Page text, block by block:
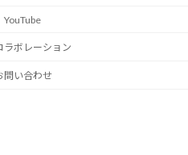
YouTube
ラボレーション
問い合わせ